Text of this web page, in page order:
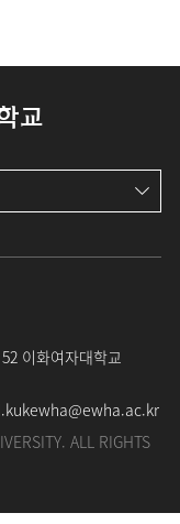
교
이화여자대학교
kukewha@ewha.ac.kr
ALL RIGHTS